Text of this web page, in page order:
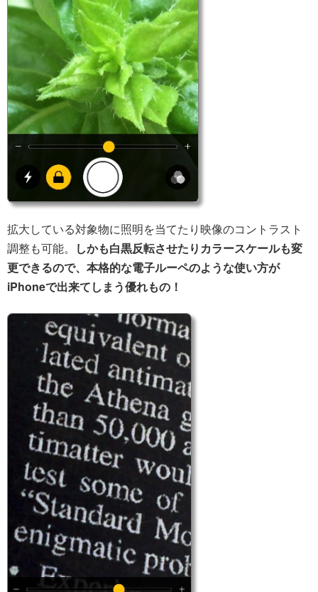
拡大している対象物に照明を当てたり映像のコントラスト
調整も可能。
しかも白黒反転させたりカラースケールも変
更できるので、本格的な電子ルーペのような使い方が
iPhoneで出来てしまう優れもの！